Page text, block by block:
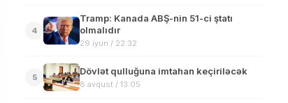
4
Tramp: Kanada ABŞ-nin 51-ci ştatı
olmalıdır
29 iyun / 22:32
5
Dövlət qulluğuna imtahan keçiriləcək
8 avqust / 13:05